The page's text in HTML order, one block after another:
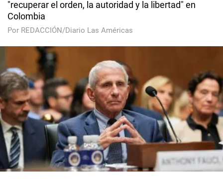
"recuperar el orden, la autoridad y la libertad" en
Colombia
Por REDACCIÓN/Diario Las Américas